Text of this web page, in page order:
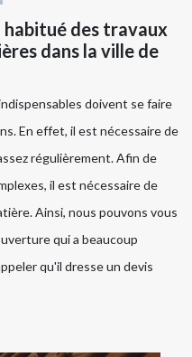
habitué des travaux
dans la ville de
doivent se faire
En effet, il est nécessaire de
régulièrement. Afin de
il est nécessaire de
Ainsi, nous pouvons vous
qui a beaucoup
qu'il dresse un devis